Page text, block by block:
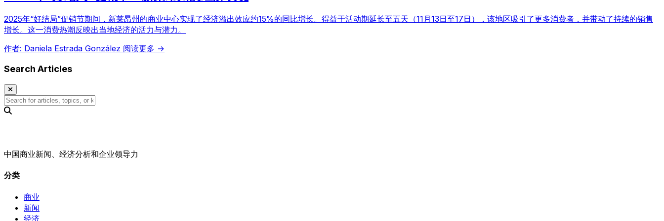
2025年“好结局”促销节期间，新莱昂州的商业中心实现了经济溢出效应约15%的同比增长。得益于活动期延长至五天（11月13日至17日），该地区吸引了更多消费者，并带动了持续的销售
增长。这一消费热潮反映出当地经济的活力与潜力。
作者: Daniela Estrada González 阅读更多 →
Search Articles
中国商业新闻、经济分析和企业领导力
分类
商业
新闻
经济